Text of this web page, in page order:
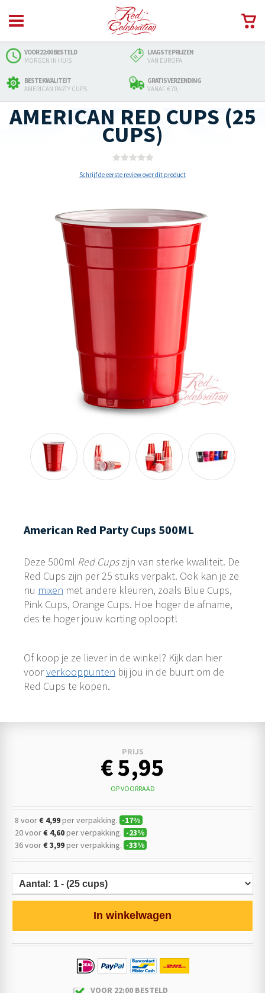
VOOR 22:00 BESTELD
MORGEN IN HUIS
LAAGSTE PRIJZEN
VAN EUROPA
BESTE KWALITEIT
AMERICAN PARTY CUPS
GRATIS VERZENDING
VANAF € 79,-
AMERICAN RED CUPS (25
CUPS)
Schrijf de eerste review over dit product
American Red Party Cups 500ML
Deze 500ml Red Cupszijn van sterke kwaliteit. De
Red Cups zijn per 25 stuks verpakt. Ook kan je ze
nu mixen met andere kleuren, zoals Blue Cups,
Pink Cups, Orange Cups. Hoe hoger de afname,
des te hoger jouw korting oploopt!
Of koop je ze liever in de winkel? Kijk dan hier
voorverkooppunten bij jou in de buurt om de
Red Cups te kopen.
PRIJS
€ 5,95
OP VOORRAAD
8 voor€ 4,99per verpakking. -17%
20 voor€ 4,60per verpakking. -23%
36 voor€ 3,99per verpakking. -33%
In winkelwagen
VOOR 22:00 BESTELD